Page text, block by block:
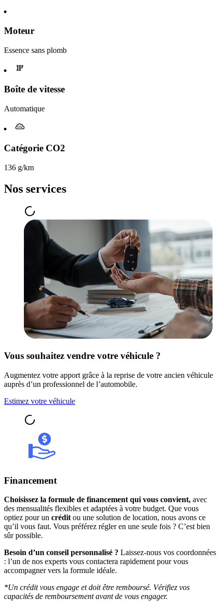
Moteur
Essence sans plomb
Boîte de vitesse
Automatique
Catégorie CO2
136 g/km
Nos services
Vous souhaitez vendre votre véhicule ?
Augmentez votre apport grâce à la reprise de votre ancien véhicule
auprès d’un professionnel de l’automobile.
Estimez votre véhicule
Financement
Choisissez la formule de financement qui vous convient, avec
des mensualités flexibles et adaptées à votre budget. Que vous
optiez pour un crédit ou une solution de location, nous avons ce
qu’il vous faut. Vous préférez régler en une seule fois ? C’est bien
sûr possible.
Besoin d’un conseil personnalisé ? Laissez-nous vos coordonnées
: l’un de nos experts vous contactera rapidement pour vous
accompagner vers la formule idéale.
*Un crédit vous engage et doit être remboursé. Vérifiez vos
capacités de remboursement avant de vous engager.